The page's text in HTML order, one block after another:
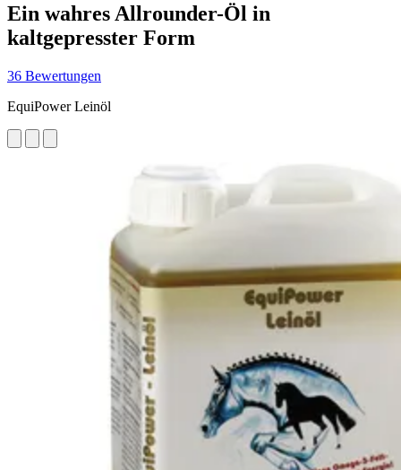
Ein wahres Allrounder-Öl in
kaltgepresster Form
36 Bewertungen
EquiPower Leinöl